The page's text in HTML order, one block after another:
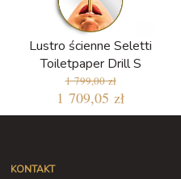
Lustro ścienne Seletti
Toiletpaper Drill S
1 799,00 zł
1 709,05 zł
KONTAKT